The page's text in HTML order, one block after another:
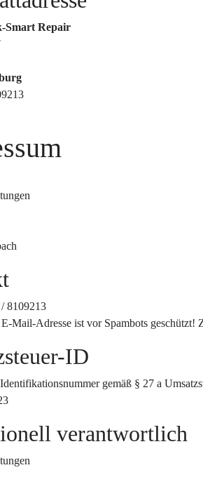
Smart Repair
8109213
Mail-Adresse ist vor Spambots geschützt!
ID
gemäß § 27 a
verantwortlich